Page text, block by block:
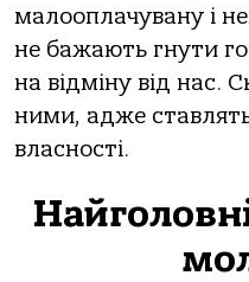
малооплачувану і
не бажають гнути
на відміну від нас.
ними, адже
власності.